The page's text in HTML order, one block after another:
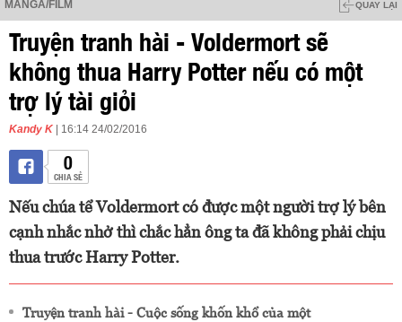
MANGA/FILM QUAY LẠI
Truyện tranh hài - Voldermort sẽ
không thua Harry Potter nếu có một
trợ lý tài giỏi
Kandy K | 16:14 24/02/2016
0
CHIA SẺ
Nếu chúa tể Voldermort có được một người trợ lý bên
cạnh nhắc nhở thì chắc hẳn ông ta đã không phải chịu
thua trước Harry Potter.
Truyện tranh hài - Cuộc sống khốn khổ của một